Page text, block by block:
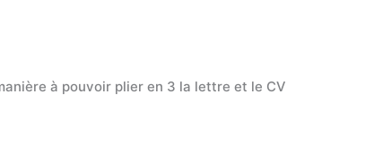
à pouvoir plier en 3 la lettre et le CV